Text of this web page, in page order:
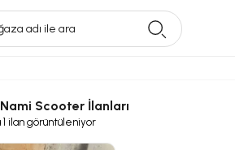
adı ile ara
Scooter İlanları
1 ilan görüntüleniyor